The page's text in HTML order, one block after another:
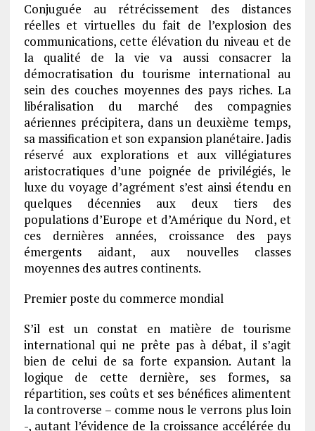
Conjuguée au rétrécissement des distances
réelles et virtuelles du fait de l’explosion des
communications, cette élévation du niveau et de
la qualité de la vie va aussi consacrer la
démocratisation du tourisme international au
sein des couches moyennes des pays riches. La
libéralisation du marché des compagnies
aériennes précipitera, dans un deuxième temps,
sa massification et son expansion planétaire. Jadis
réservé aux explorations et aux villégiatures
aristocratiques d’une poignée de privilégiés, le
luxe du voyage d’agrément s’est ainsi étendu en
quelques décennies aux deux tiers des
populations d’Europe et d’Amérique du Nord, et
ces dernières années, croissance des pays
émergents aidant, aux nouvelles classes
moyennes des autres continents.
Premier poste du commerce mondial
S’il est un constat en matière de tourisme
international qui ne prête pas à débat, il s’agit
bien de celui de sa forte expansion. Autant la
logique de cette dernière, ses formes, sa
répartition, ses coûts et ses bénéfices alimentent
la controverse – comme nous le verrons plus loin
-, autant l’évidence de la croissance accélérée du